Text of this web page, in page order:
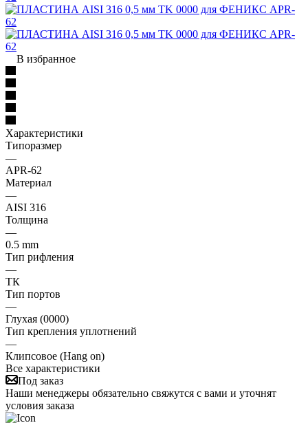
В избранное
Характеристики
Типоразмер
—
APR-62
Материал
—
AISI 316
Толщина
—
0.5 mm
Тип рифления
—
ТК
Тип портов
—
Глухая (0000)
Тип крепления уплотнений
—
Клипсовое (Hang on)
Все характеристики
Под заказ
Наши менеджеры обязательно свяжутся с вами и уточнят
условия заказа